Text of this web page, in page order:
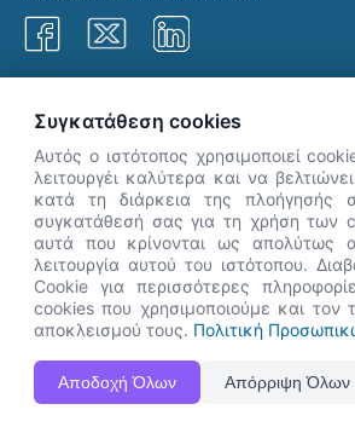
Η Ιστοσελίδα ΑνΑΔ είναι πλήρως συμβατή με τις νεότερες
Apple Safari καθώς και Internet Explorer.
👋 Καλώς ήρθες!
Πες μου πώς
σήμερα.
Συγκατάθεση cookies
Αυτός ο ιστότοπος χρησιμοποιεί
λειτουργέι καλύτερα και να
κατά τη διάρκεια της πλοήγησής
συγκατάθεσή σας για τη χρήση των
αυτά που κρίνονται ως απολύτως
λειτουργία αυτού του ιστότοπου.
Cookie για περισσότερες
cookies που χρησιμοποιούμε και τον
αποκλεισμού τους. Πολιτική
Αποδοχή Όλων Απόρριψη Όλων